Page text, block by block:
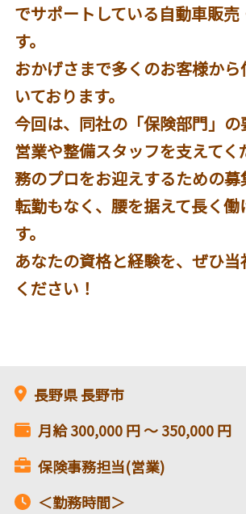
でサポートしている自動車販
す。
おかげさまで多くのお客様か
いております。
今回は、同社の「保険部門」の
営業や整備スタッフを支えてく
務のプロをお迎えするための募
転勤もなく、腰を据えて長く働
す。
あなたの資格と経験を、ぜひ当
ください！
長野県長野市
月給 300,000 円 〜 350,000円
保険事務担当(営業)
＜勤務時間＞